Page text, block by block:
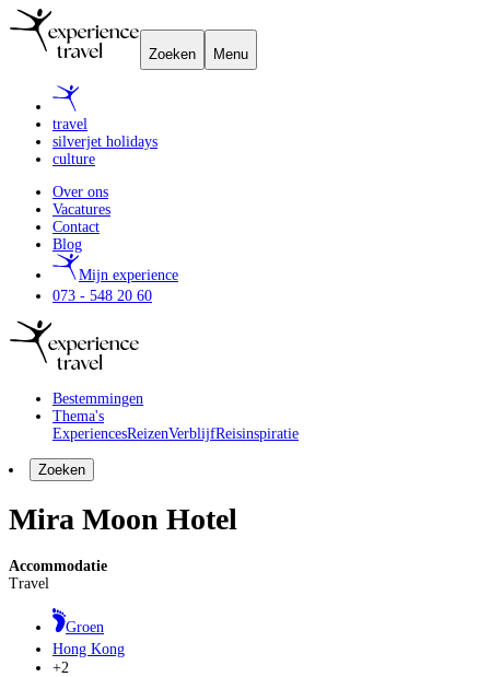
Zoeken Menu
travel
silverjet holidays
culture
Over ons
Vacatures
Contact
Blog
Mijn experience
073 - 548 20 60
Bestemmingen
Thema's
ExperiencesReizenVerblijfReisinspiratie
Zoeken
Mira Moon Hotel
Accommodatie
Travel
Groen
Hong Kong
+2